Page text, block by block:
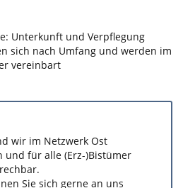
Unterkunft und Verpflegung
sich nach Umfang und werden im
vereinbart
wir im Netzwerk Ost
und für alle (Erz-)Bistümer
Sie sich gerne an uns